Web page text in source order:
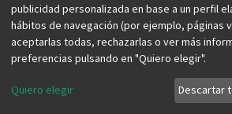
Agregar al
España y su artesanía inspiran esta
publicidad personalizada en base a un perfil
hábitos de navegación (por ejemplo, páginas
aceptarlas todas, rechazarlas o ver más
preferencias pulsando en "Quiero elegir".
Quiero elegir Descartar